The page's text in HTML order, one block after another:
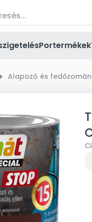
Portermékek
Alapozó és